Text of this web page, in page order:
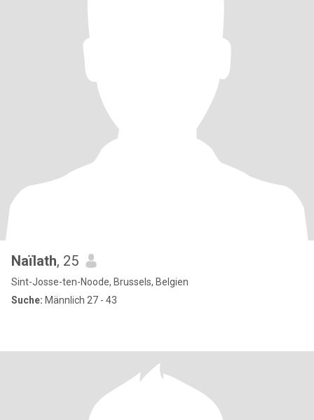
Naïlath, 25
Sint-Josse-ten-Noode, Brussels, Belgien
Suche: Männlich 27 - 43